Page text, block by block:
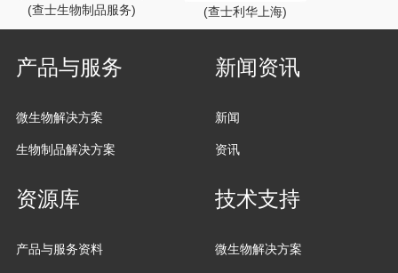
(查士生物制品服务) (查士利华上海)
产品与服务
微生物解决方案
生物制品解决方案
新闻资讯
新闻
资讯
资源库
产品与服务资料
技术支持
微生物解决方案